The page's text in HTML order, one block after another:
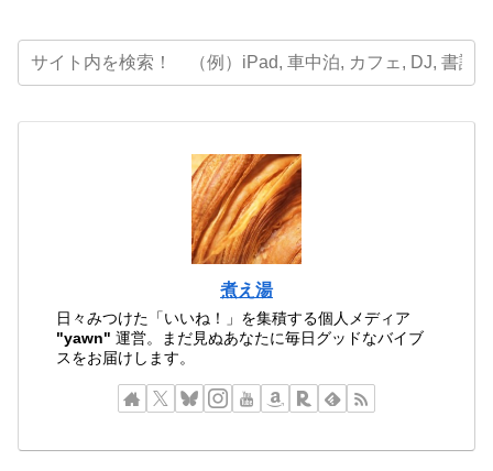
煮え湯
日々みつけた「いいね！」を集積する個人メディア
"yawn" 運営。まだ見ぬあなたに毎日グッドなバイブ
スをお届けします。